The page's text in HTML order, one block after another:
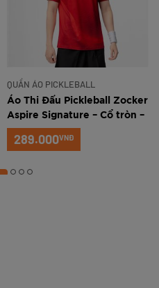
QUẦN ÁO PICKLEBALL
Áo Thi Đấu Pickleball Zocker
Aspire Signature – Cổ tròn –
Đỏ
289.000VNĐ